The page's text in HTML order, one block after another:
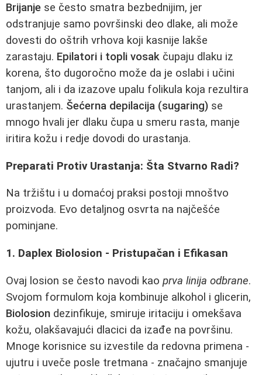
Brijanje se često smatra bezbednijim, jer
odstranjuje samo površinski deo dlake, ali može
dovesti do oštrih vrhova koji kasnije lakše
zarastaju. Epilatori i topli vosak čupaju dlaku iz
korena, što dugoročno može da je oslabi i učini
tanjom, ali i da izazove upalu folikula koja rezultira
urastanjem. Šećerna depilacija (sugaring) se
mnogo hvali jer dlaku čupa u smeru rasta, manje
iritira kožu i redje dovodi do urastanja.
Preparati Protiv Urastanja: Šta Stvarno Radi?
Na tržištu i u domaćoj praksi postoji mnoštvo
proizvoda. Evo detaljnog osvrta na najčešće
pominjane.
1. Daplex Biolosion - Pristupačan i Efikasan
Ovaj losion se često navodi kao prva linija odbrane.
Svojom formulom koja kombinuje alkohol i glicerin,
Biolosion dezinfikuje, smiruje iritaciju i omekšava
kožu, olakšavajući dlacici da izađe na površinu.
Mnoge korisnice su izvestile da redovna primena -
ujutru i uveče posle tretmana - značajno smanjuje